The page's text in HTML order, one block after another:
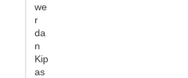
we
r
da
n
Kip
as